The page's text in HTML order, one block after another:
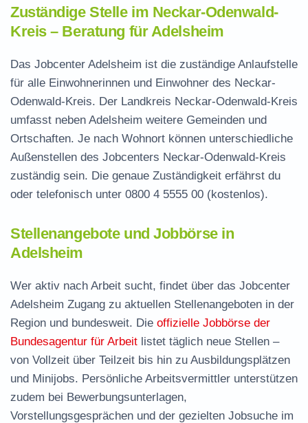
Zuständige Stelle im Neckar-Odenwald-
Kreis – Beratung für Adelsheim
Das Jobcenter Adelsheim ist die zuständige Anlaufstelle
für alle Einwohnerinnen und Einwohner des Neckar-
Odenwald-Kreis. Der Landkreis Neckar-Odenwald-Kreis
umfasst neben Adelsheim weitere Gemeinden und
Ortschaften. Je nach Wohnort können unterschiedliche
Außenstellen des Jobcenters Neckar-Odenwald-Kreis
zuständig sein. Die genaue Zuständigkeit erfährst du
oder telefonisch unter 0800 4 5555 00 (kostenlos).
Stellenangebote und Jobbörse in
Adelsheim
Wer aktiv nach Arbeit sucht, findet über das Jobcenter
Adelsheim Zugang zu aktuellen Stellenangeboten in der
Region und bundesweit. Die offizielle Jobbörse der
Bundesagentur für Arbeit listet täglich neue Stellen –
von Vollzeit über Teilzeit bis hin zu Ausbildungsplätzen
und Minijobs. Persönliche Arbeitsvermittler unterstützen
zudem bei Bewerbungsunterlagen,
Vorstellungsgesprächen und der gezielten Jobsuche im